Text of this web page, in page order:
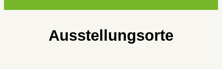
Ausstellungsorte